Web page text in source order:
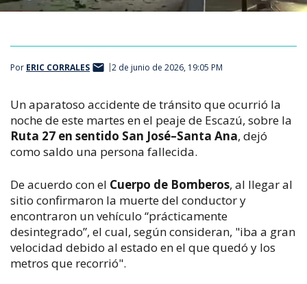
Por ERIC CORRALES 2 de junio de 2026, 19:05 PM
Un aparatoso accidente de tránsito que ocurrió la
Ruta 27 en sentido San José–Santa Ana, dejó
como saldo una persona fallecida.
De acuerdo con el Cuerpo de Bomberos, al llegar al
sitio confirmaron la muerte del conductor y
encontraron un vehículo “prácticamente
desintegrado”, el cual, según consideran, "iba a gran
velocidad debido al estado en el que quedó y los
metros que recorrió".